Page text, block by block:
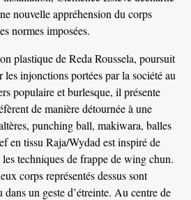
nouvelle appréhension du corps
normes imposées.
plastique de Reda Roussela, poursuit
injonctions portées par la société au
populaire et burlesque, il présente
de manière détournée à une
punching ball, makiwara, balles
en tissu Raja/Wydad est inspiré de
techniques de frappe de wing chun.
corps représentés dessus sont
dans un geste d’étreinte. Au centre de